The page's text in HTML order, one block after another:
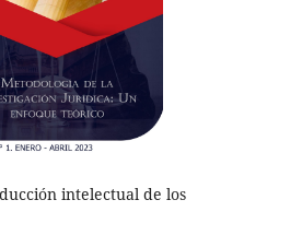
intelectual de los